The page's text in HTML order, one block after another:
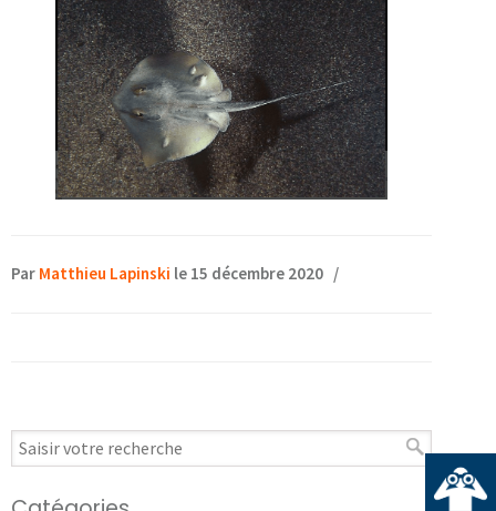
Par Matthieu Lapinski le 15 décembre 2020 /